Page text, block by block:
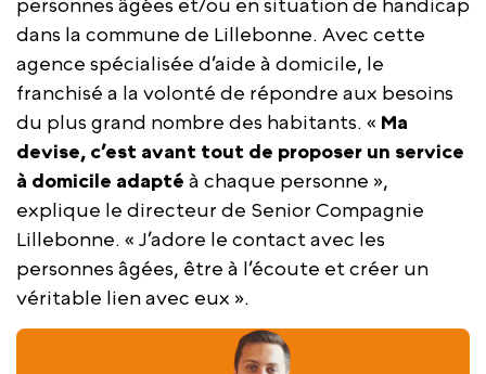
personnes âgées et/ou en situation de handicap
dans la commune de Lillebonne. Avec cette
agence spécialisée d’aide à domicile, le
franchisé a la volonté de répondre aux besoins
du plus grand nombre des habitants. « Ma
devise, c’est avant tout de proposer un service
à domicile adapté à chaque personne »,
explique le directeur de Senior Compagnie
Lillebonne. « J’adore le contact avec les
personnes âgées, être à l’écoute et créer un
véritable lien avec eux ».